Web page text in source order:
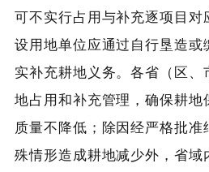
可不实行占用与补充逐项目对
设用地单位应通过自行垦造或
实补充耕地义务。各省（区
地占用和补充管理，确保耕
质量不降低；除因经严格批
殊情形造成耕地减少外，省域